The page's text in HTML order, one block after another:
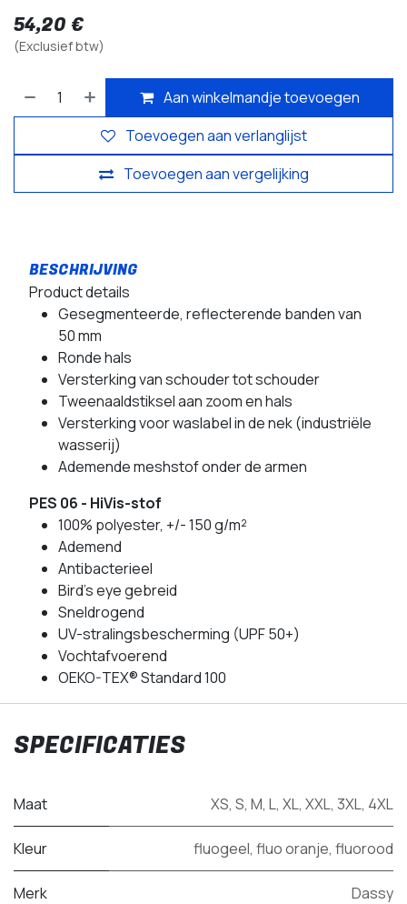
54,20 €
(Exclusief btw)
Aan winkelmandje toevoegen
Toevoegen aan vergelijking
Toevoegen aan verlanglijst
Product details
Gesegmenteerde, reflecterende banden van
50 mm
Ronde hals
Versterking van schouder tot schouder
Tweenaaldstiksel aan zoom en hals
Versterking voor waslabel in de nek (industriële
wasserij)
Ademende meshstof onder de armen
PES 06 - HiVis-stof
100% polyester, +/- 150 g/m²
Ademend
Antibacterieel
Bird's eye gebreid
Sneldrogend
UV-stralingsbescherming (UPF 50+)
Vochtafvoerend
OEKO-TEX® Standard 100
SPECIFICATIES
Maat XS, S, M, L, XL, XXL, 3XL, 4XL
Kleur fluogeel, fluo oranje, fluorood
Merk Dassy